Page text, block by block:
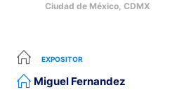
Ciudad de México, CDMX
EXPOSITOR
Miguel Fernandez